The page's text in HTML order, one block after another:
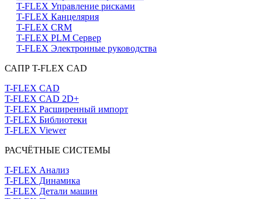
T-FLEX Управление рисками
T-FLEX Канцелярия
T-FLEX CRM
T-FLEX PLM Сервер
T-FLEX Электронные руководства
САПР T-FLEX CAD
T-FLEX CAD
T-FLEX CAD 2D+
T-FLEX Расширенный импорт
T-FLEX Библиотеки
T-FLEX Viewer
РАСЧЁТНЫЕ СИСТЕМЫ
T-FLEX Анализ
T-FLEX Динамика
T-FLEX Детали машин